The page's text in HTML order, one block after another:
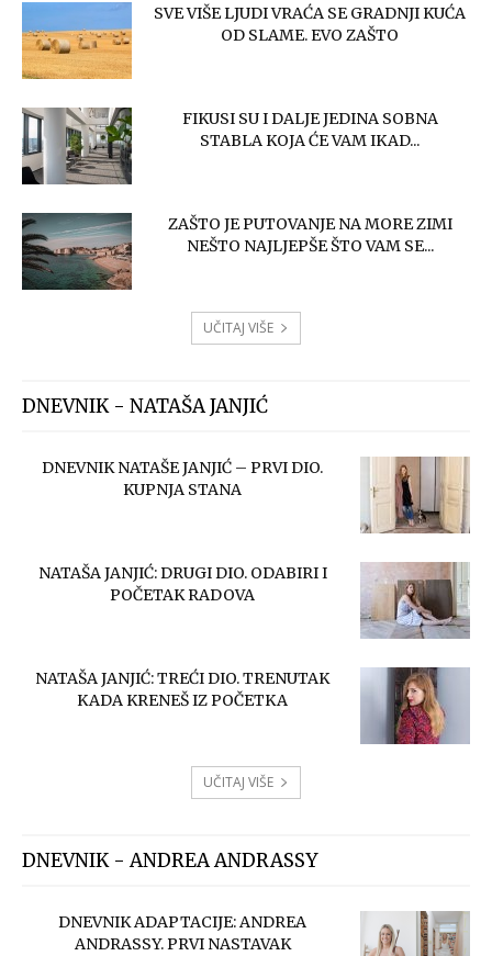
SVE VIŠE LJUDI VRAĆA SE GRADNJI KUĆA
OD SLAME. EVO ZAŠTO
FIKUSI SU I DALJE JEDINA SOBNA
STABLA KOJA ĆE VAM IKAD...
ZAŠTO JE PUTOVANJE NA MORE ZIMI
NEŠTO NAJLJEPŠE ŠTO VAM SE...
UČITAJ VIŠE
DNEVNIK - NATAŠA JANJIĆ
DNEVNIK NATAŠE JANJIĆ – PRVI DIO.
KUPNJA STANA
NATAŠA JANJIĆ: DRUGI DIO. ODABIRI I
POČETAK RADOVA
NATAŠA JANJIĆ: TREĆI DIO. TRENUTAK
KADA KRENEŠ IZ POČETKA
UČITAJ VIŠE
DNEVNIK - ANDREA ANDRASSY
DNEVNIK ADAPTACIJE: ANDREA
ANDRASSY. PRVI NASTAVAK